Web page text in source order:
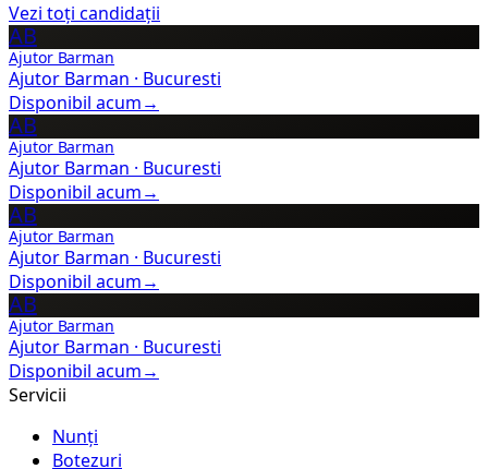
Vezi toți candidații
AB
Ajutor Barman
Ajutor Barman · Bucuresti
Disponibil acum→
AB
Ajutor Barman
Ajutor Barman · Bucuresti
Disponibil acum→
AB
Ajutor Barman
Ajutor Barman · Bucuresti
Disponibil acum→
AB
Ajutor Barman
Ajutor Barman · Bucuresti
Disponibil acum→
Servicii
Nunți
Botezuri